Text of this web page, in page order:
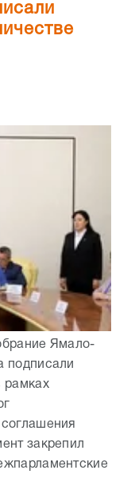
Ямало-
подписали
рамках
закрепил